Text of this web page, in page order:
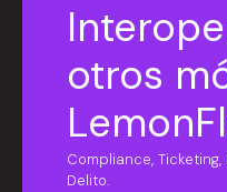
otros
Compliance,
Delito.